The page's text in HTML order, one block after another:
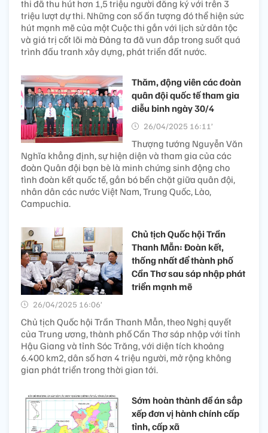
thi đã thu hút hơn 1,5 triệu người đăng ký với trên 3
triệu lượt dự thi. Những con số ấn tượng đó thể hiện sức
hút mạnh mẽ của một Cuộc thi gắn với lịch sử dân tộc
và giá trị cốt lõi mà Đảng ta đã vun đắp trong suốt quá
trình đấu tranh xây dựng, phát triển đất nước.
Thăm, động viên các đoàn
quân đội quốc tế tham gia
diễu binh ngày 30/4
26/04/2025 16:11’
Thượng tướng Nguyễn Văn
Nghĩa khẳng định, sự hiện diện và tham gia của các
đoàn Quân đội bạn bè là minh chứng sinh động cho
tình đoàn kết quốc tế, gắn bó bền chặt giữa quân đội,
nhân dân các nước Việt Nam, Trung Quốc, Lào,
Campuchia.
Chủ tịch Quốc hội Trần
Thanh Mẫn: Đoàn kết,
thống nhất để thành phố
Cần Thơ sau sáp nhập phát
triển mạnh mẽ
26/04/2025 16:06’
Chủ tịch Quốc hội Trần Thanh Mẫn, theo Nghị quyết
của Trung ương, thành phố Cần Thơ sáp nhập với tỉnh
Hậu Giang và tỉnh Sóc Trăng, với diện tích khoảng
6.400 km2, dân số hơn 4 triệu người, mở rộng không
gian phát triển trong thời gian tới.
Sớm hoàn thành đề án sắp
xếp đơn vị hành chính cấp
tỉnh, cấp xã